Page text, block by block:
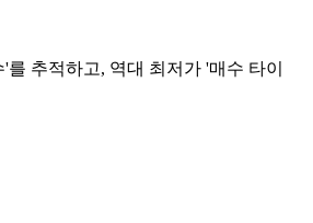
추적하고, 역대 최저가 '매수 타이